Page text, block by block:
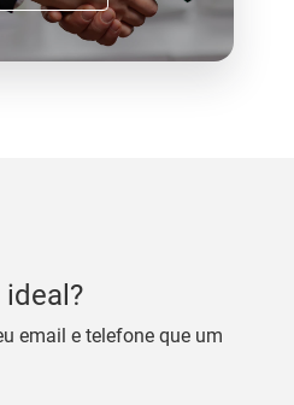
email e telefone que um